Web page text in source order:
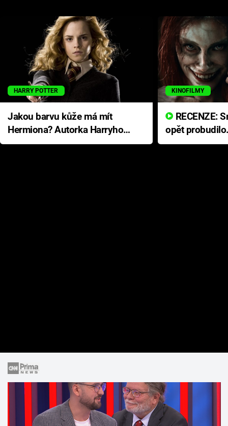
HARRY POTTER
Jakou barvu kůže má mít
Hermiona? Autorka Harryho
Pottera přišla s ráznou
KINOFILMY
opět
přichází s